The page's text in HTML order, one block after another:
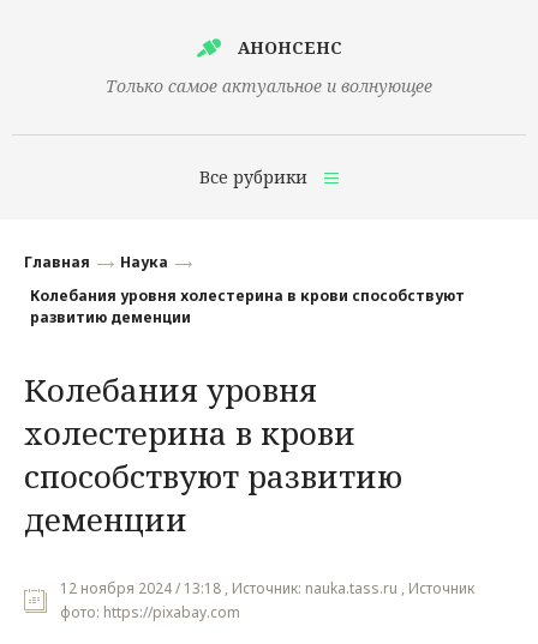
АНОНСЕНС
Только самое актуальное и волнующее
Все рубрики
Финансы
Наука
Культура
Общество
Политика
Происшествия
Главная
Наука
Колебания уровня холестерина в крови способствуют
развитию деменции
Колебания уровня
холестерина в крови
способствуют развитию
деменции
12 ноября 2024 / 13:18 , Источник: nauka.tass.ru , Источник
фото: https://pixabay.com